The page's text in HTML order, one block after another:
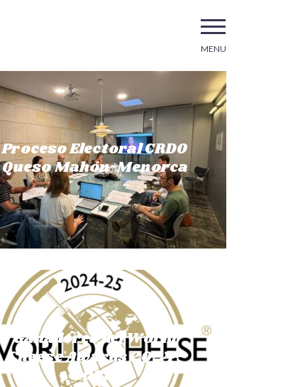
MENU
Proceso Electoral CRDO
Queso Mahón-Menorca
Ganadores del World
Cheese Awards 2024-
2025.